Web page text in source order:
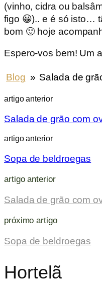
(vinho, cidra ou
figo 😀).. e é só isto…
bom 🙂 hoje
Espero-vos bem! Um
Blog » Salada de
artigo anterior
Salada de grão com
artigo anterior
Sopa de beldroegas
artigo anterior
Salada de grão com
próximo artigo
Sopa de beldroegas
Hortelã